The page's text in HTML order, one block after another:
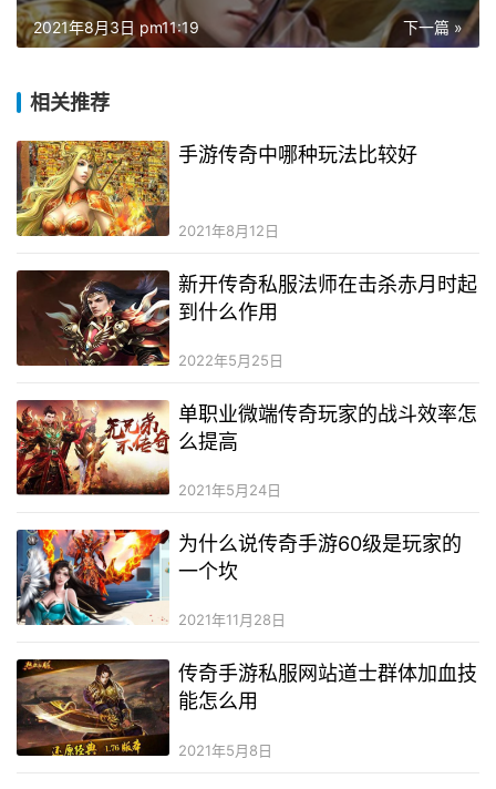
下一篇 »
2021年8月3日 pm11:19
相关推荐
手游传奇中哪种玩法比较好
2021年8月12日
新开传奇私服法师在击杀赤月时起
到什么作用
2022年5月25日
单职业微端传奇玩家的战斗效率怎
么提高
2021年5月24日
为什么说传奇手游60级是玩家的
一个坎
2021年11月28日
传奇手游私服网站道士群体加血技
能怎么用
2021年5月8日